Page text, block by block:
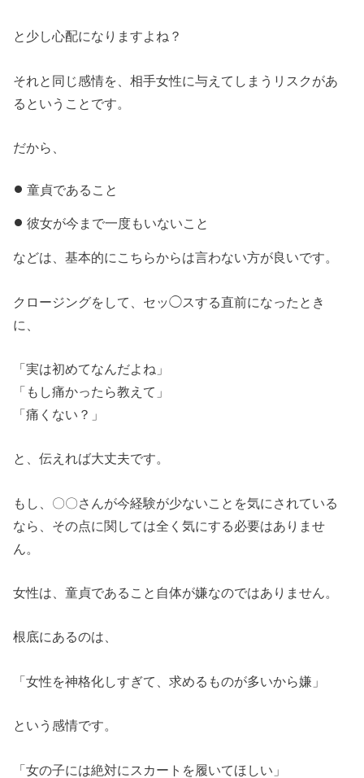
と少し心配になりますよね？
それと同じ感情を、相手女性に与えてしまうリスクがあ
るということです。
だから、
童貞であること
彼女が今まで一度もいないこと
などは、基本的にこちらからは言わない方が良いです。
クロージングをして、セッ◯スする直前になったとき
に、
「実は初めてなんだよね」
「もし痛かったら教えて」
「痛くない？」
と、伝えれば大丈夫です。
もし、〇〇さんが今経験が少ないことを気にされている
なら、その点に関しては全く気にする必要はありませ
ん。
女性は、童貞であること自体が嫌なのではありません。
根底にあるのは、
「女性を神格化しすぎて、求めるものが多いから嫌」
という感情です。
「女の子には絶対にスカートを履いてほしい」